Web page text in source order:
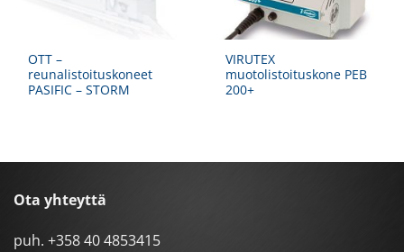
OTT –
reunalistoituskoneet
PASIFIC – STORM
VIRUTEX
muotolistoituskone PEB
200+
Ota yhteyttä
puh. +358 40 4853415